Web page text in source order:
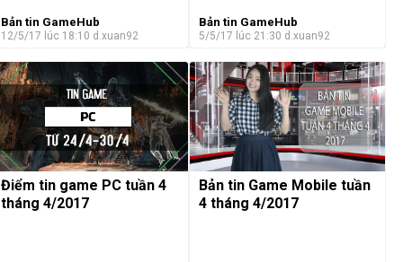
Bản tin GameHub
12/5/17 lúc 18:10 d.xuan92
Bản tin GameHub
5/5/17 lúc 21:30 d.xuan92
Điểm tin game PC tuần 4
tháng 4/2017
Bản tin Game Mobile tuần
4 tháng 4/2017